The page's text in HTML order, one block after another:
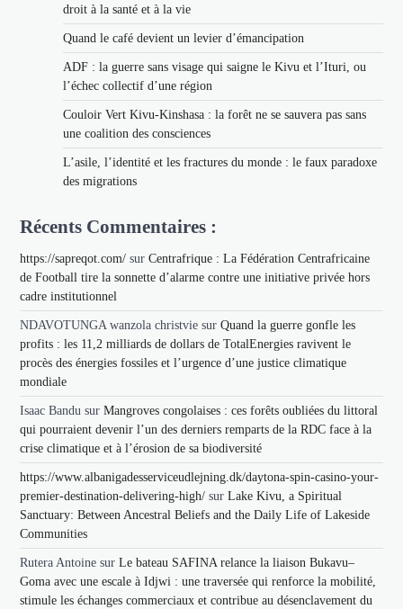
droit à la santé et à la vie
Quand le café devient un levier d’émancipation
ADF : la guerre sans visage qui saigne le Kivu et l’Ituri, ou
l’échec collectif d’une région
Couloir Vert Kivu-Kinshasa : la forêt ne se sauvera pas sans
une coalition des consciences
L’asile, l’identité et les fractures du monde : le faux paradoxe
des migrations
Récents Commentaires :
https://sapreqot.com/ surCentrafrique : La Fédération Centrafricaine
de Football tire la sonnette d’alarme contre une initiative privée hors
cadre institutionnel
NDAVOTUNGA wanzola christvie surQuand la guerre gonfle les
profits : les 11,2 milliards de dollars de TotalEnergies ravivent le
procès des énergies fossiles et l’urgence d’une justice climatique
mondiale
Isaac Bandu surMangroves congolaises : ces forêts oubliées du littoral
qui pourraient devenir l’un des derniers remparts de la RDC face à la
crise climatique et à l’érosion de sa biodiversité
https://www.albanigadesserviceudlejning.dk/daytona-spin-casino-your-
premier-destination-delivering-high/ surLake Kivu, a Spiritual
Sanctuary: Between Ancestral Beliefs and the Daily Life of Lakeside
Communities
Rutera Antoine surLe bateau SAFINA relance la liaison Bukavu–
Goma avec une escale à Idjwi : une traversée qui renforce la mobilité,
stimule les échanges commerciaux et contribue au désenclavement du